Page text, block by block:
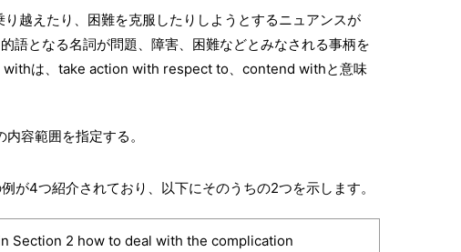
り越えたり、困難を克服したりしようとするニュアンスが
語となる名詞が問題、障害、困難などとみなされる事柄を
withは、take action with respect to、contend withと意味
容範囲を指定する。
が4つ紹介されており、以下にそのうちの2つを示します。
Section 2 how to deal with the complication